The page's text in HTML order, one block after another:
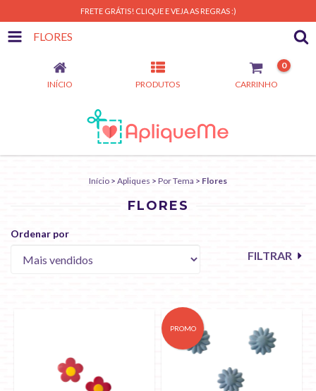
FRETE GRÁTIS! CLIQUE E VEJA AS REGRAS :)
FLORES
INÍCIO PRODUTOS CARRINHO
0
Início > Apliques > Por Tema > Flores
FLORES
Ordenar por
FILTRAR
PROMO